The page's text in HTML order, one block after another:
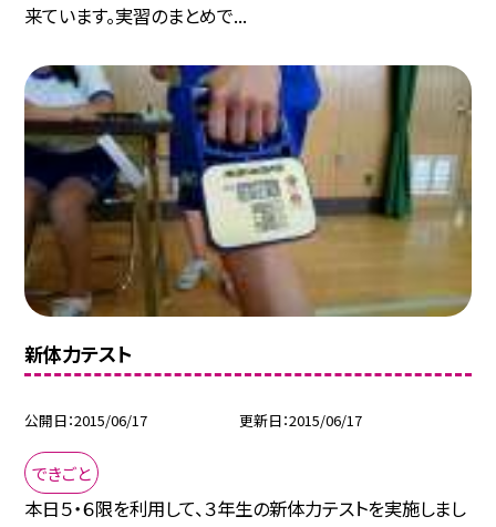
来ています。実習のまとめで...
新体力テスト
公開日 2015/06/17 更新日 2015/06/17
できごと
本日５・６限を利用して、３年生の新体力テストを実施しまし